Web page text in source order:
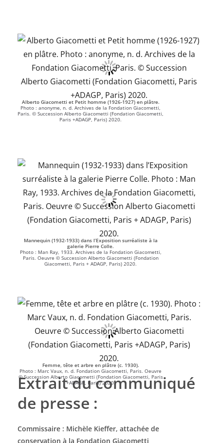
Alberto Giacometti et Petit homme (1926-1927) en plâtre.
Photo : anonyme, n. d. Archives de la Fondation Giacometti,
Paris. © Succession Alberto Giacometti (Fondation Giacometti,
Paris +ADAGP, Paris) 2020.
Mannequin (1932-1933) dans l’Exposition surréaliste à la
galerie Pierre Colle.
Photo : Man Ray, 1933. Archives de la Fondation Giacometti,
Paris. Oeuvre © Succession Alberto Giacometti (Fondation
Giacometti, Paris + ADAGP, Paris) 2020.
Femme, tête et arbre en plâtre (c. 1930).
Photo : Marc Vaux, n. d. Fondation Giacometti, Paris. Oeuvre
© Succession Alberto Giacometti (Fondation Giacometti, Paris
+ADAGP, Paris) 2020.
Extrait du communiqué
de presse :
Commissaire : Michèle Kieffer, attachée de
conservation à la Fondation Giacometti